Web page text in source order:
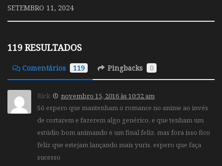
SETEMBRO 11, 2024
119 RESULTADOS
Comentários 119 Pingbacks 0
Rick
novembro 15, 2016 às 10:32 am
Só espero que mantenham o romance no anime ao invés
de cortarem e fazerem algo genérico, e que tenham um
estúdio bom animando e um final feliz, mas fora isso fico
feliz que estejam lançando mais yuris, espero que faça
sucesso